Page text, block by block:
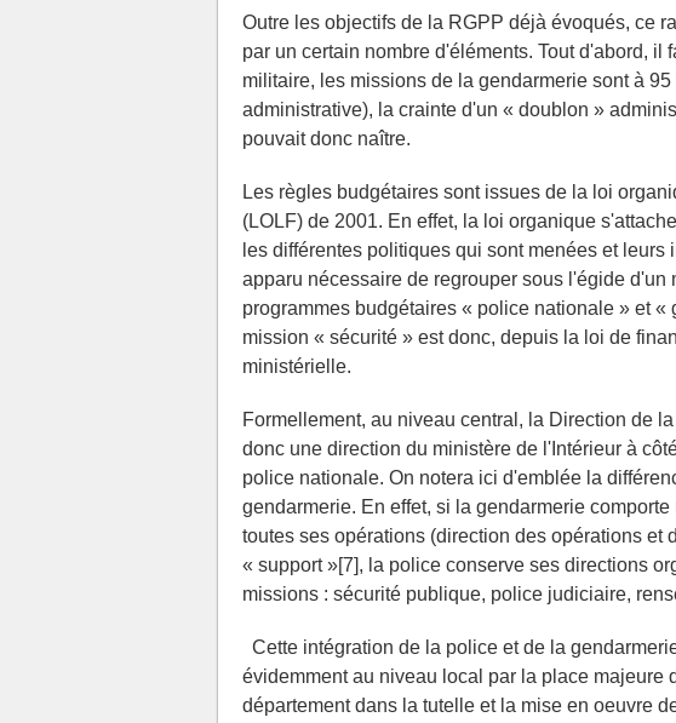
Outre les objectifs de la RGPP déjà évoqués, ce
par un certain nombre d'éléments. Tout d'abord, il
militaire, les missions de la gendarmerie sont à
administrative), la crainte d'un « doublon »
pouvait donc naître.
Les règles budgétaires sont issues de la loi
(LOLF) de 2001. En effet, la loi organique
les différentes politiques qui sont menées et
apparu nécessaire de regrouper sous l'égide d'un
programmes budgétaires « police nationale » et «
mission « sécurité » est donc, depuis la loi de
ministérielle.
Formellement, au niveau central, la Direction de
donc une direction du ministère de l'Intérieur à
police nationale. On notera ici d'emblée la
gendarmerie. En effet, si la gendarmerie
toutes ses opérations (direction des opérations et
« support »[7], la police conserve ses directions
missions : sécurité publique, police judiciaire,
Cette intégration de la police et de la
évidemment au niveau local par la place majeure
département dans la tutelle et la mise en oeuvre